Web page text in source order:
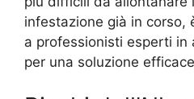
infestazione già in corso,
a professionisti esperti in
per una soluzione